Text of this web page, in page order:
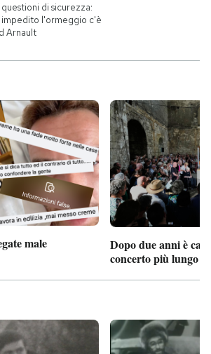
Ok Boomer!
di sicurezza:
l'ormeggio c'è
Arnault
male
Dopo due anni è
concerto più lungo